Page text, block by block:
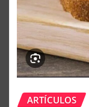
ARTÍCULOS